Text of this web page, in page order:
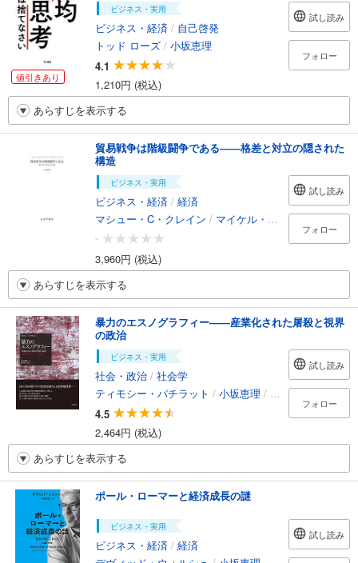
値引きあり
ビジネス・実用
ビジネス・経済 / 自己啓発
トッド ローズ / 小坂恵理
4.1
1,210円 (税込)
試し読み
フォロー
あらすじを表示する
貿易戦争は階級闘争である――格差と対立の隠された
構造
ビジネス・実用
ビジネス・経済 / 経済
マシュー・C・クレイン / マイケル・ペティス /小坂恵
-
3,960円 (税込)
試し読み
フォロー
あらすじを表示する
暴力のエスノグラフィー――産業化された屠殺と視界
の政治
ビジネス・実用
社会・政治 / 社会学
ティモシー・パチラット / 小坂恵理 / 羅芝賢
4.5
2,464円 (税込)
試し読み
フォロー
あらすじを表示する
ポール・ローマーと経済成長の謎
ビジネス・実用
ビジネス・経済 / 経済
試し読み